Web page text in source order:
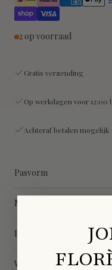
2 op voorraad
Gratis verzending
Op werkdagen voor
Achteraf betalen mogelijk
Pasvorm
Materiaal
Bezorgen & retourneren
Wasvoorschriften